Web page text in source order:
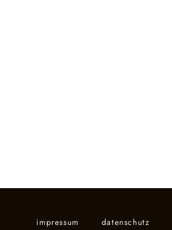
impressum datenschutz